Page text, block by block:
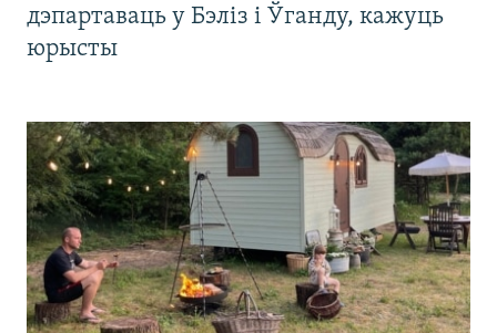
дэпартаваць у Бэліз і Ўганду, кажуць
юрысты